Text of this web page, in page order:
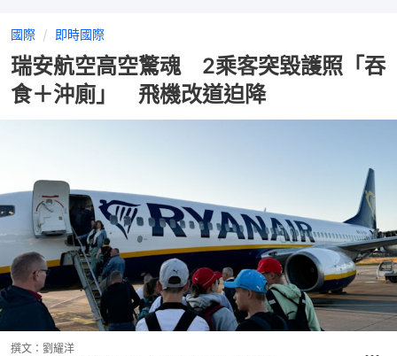
國際 即時國際
瑞安航空高空驚魂 2乘客突毀護照「吞
食＋沖廁」 飛機改道迫降
撰文： 劉耀洋